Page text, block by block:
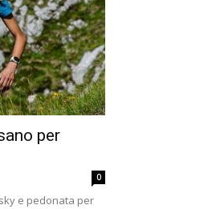
per
0
e pedonata per